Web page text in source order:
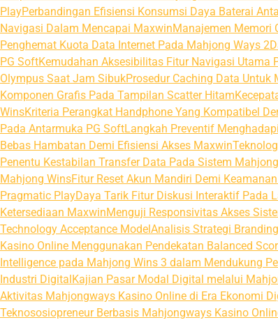
PlayPerbandingan Efisiensi Konsumsi Daya Baterai
Navigasi Dalam Mencapai MaxwinManajemen Memori
Penghemat Kuota Data Internet Pada Mahjong Ways 2
PG SoftKemudahan Aksesibilitas Fitur Navigasi Utama
Olympus Saat Jam SibukProsedur Caching Data
Komponen Grafis Pada Tampilan Scatter Hitam
WinsKriteria Perangkat Handphone Yang Kompatibel
Pada Antarmuka PG SoftLangkah Preventif
Bebas Hambatan Demi Efisiensi Akses Maxwin
Penentu Kestabilan Transfer Data Pada Sistem
Mahjong WinsFitur Reset Akun Mandiri Demi
Pragmatic PlayDaya Tarik Fitur Diskusi Interaktif Pada
Ketersediaan MaxwinMenguji Responsivitas Akses
Technology Acceptance ModelAnalisis Strategi
Kasino Online Menggunakan Pendekatan Balanced
Intelligence pada Mahjong Wins 3 dalam Mendukung
Industri DigitalKajian Pasar Modal Digital melalui
Aktivitas Mahjongways Kasino Online di Era Ekonomi
Teknososiopreneur Berbasis Mahjongways Kasino